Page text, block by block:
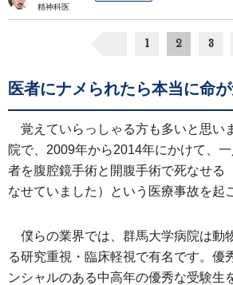
精神科医
1 2 3
医者にナメられたら本当に命が
覚えていらっしゃる方も多いと思い
院で、2009年から2014年にかけて、
者を腹腔鏡手術と開腹手術で死なせる
なせていました）という医療事故を起
僕らの業界では、群馬大学病院は動
る研究重視・臨床軽視で有名です。優
ンシャルのある中高年の優秀な受験生